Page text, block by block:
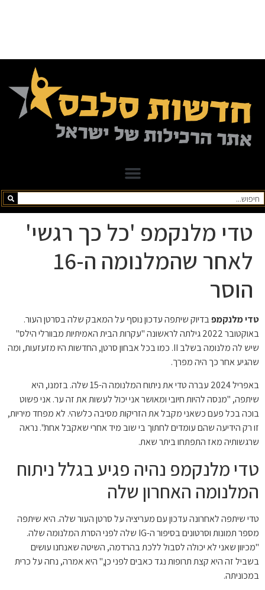
טדי מלנקמפ 'כל כך רגשי'
לאחר שהמלנומה ה-16
הוסר
טדי מלנקמפבדיוק שיתפה עדכון נוסף על המאבק שלה בסרטן העור.
באוקטובר 2022 גילתה לראשונה "עקרות הבית האמיתיות מבוורלי הילס"
שיש לה מלנומה בשלב II. כמו בכל אבחון סרטן, החדשות היו מזעזעות, ומה
שהגיע אחר כך היה מפרך.
באפריל 2024 עברה טדי את ניתוח המלנומה ה-15 שלה. בזמנו, היא
שיתפה, "מנסה להיות חיובי ומאושר אני יכול לעשות את זה ער. אני פשוט
בוכה בכל פעם כשאני מקבל את הזריקות מסיבה כלשהי. לא מפחד מיריות,
זו רק הידיעה שהם עומדים לחתוך בי שוב מיד אחרי שאקבל אחת". נראה
שרגשותיה מאז התפתחו ביתר שאת.
טדי מלנקמפ נהיה פגיע בגלל ניתוח
המלנומה האחרון שלה
טדי שיתפה לאחרונה עדכון עם מעריציה על סרטן העור שלה. היא שיתפה
מספר תמונות וסרטונים בסיפור ה-IG שלה לפני הסרת המלנומה שלה.
"מכיוון שאני לא יכולה לסבול ללכת בהרדמה, השיטה שאנחנו עושים
בשביל זה היא קצת תרופות נגד כאבים לפני כן," היא אמרה, נחה על כרית
במכוניתה.